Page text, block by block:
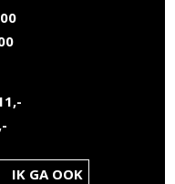
IK GA OOK